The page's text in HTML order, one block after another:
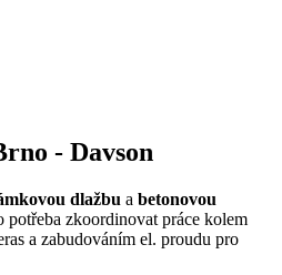
- Davson
dlažbu a betonovou
potřeba zkoordinovat práce kolem
a zabudováním el. proudu pro